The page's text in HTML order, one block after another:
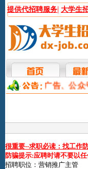
提供代招聘服务| 大学生
网提供网站广告、公
很重要--求职必读：找工作
防骗提示:应聘时请不要以
招聘职位：营销推广主管